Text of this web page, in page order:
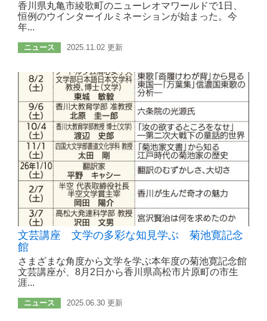
香川県丸亀市綾歌町のニューレオマワールドで1日、
恒例のウインターイルミネーションが始まった。今
年...
ニュース 2025.11.02 更新
文芸講座 文学の多彩な知見学ぶ 菊池寛記念
館
さまざまな角度から文学を学ぶ本年度の菊池寛記念館
文芸講座が、8月2日から香川県高松市片原町の市生
涯...
ニュース 2025.06.30 更新